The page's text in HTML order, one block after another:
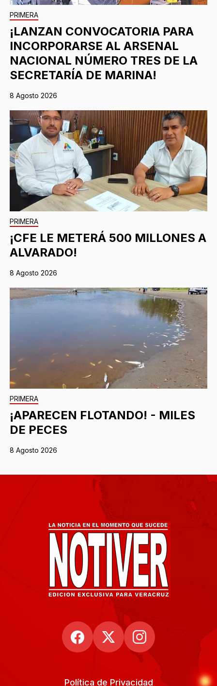
PRIMERA
¡LANZAN CONVOCATORIA PARA
INCORPORARSE AL ARSENAL
NACIONAL NÚMERO TRES DE LA
SECRETARÍA DE MARINA!
8 Agosto 2026
PRIMERA
¡CFE LE METERÁ 500 MILLONES A
ALVARADO!
8 Agosto 2026
PRIMERA
¡APARECEN FLOTANDO! - MILES
DE PECES
8 Agosto 2026
Política de Privacidad